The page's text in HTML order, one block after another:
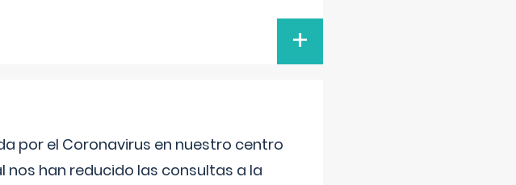
+
por el Coronavirus en nuestro centro
han reducido las consultas a la